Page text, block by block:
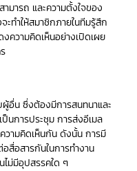
มารถ และความตั้งใจของ
ะทำให้สมาชิกภายในทีมรู้สึก
ความคิดเห็นอย่างเปิดเผย
อื่น ซึ่งต้องมีการสนทนาและ
นการประชุม การส่งอีเมล
วามคิดเห็นกัน ดังนั้น การมี
สื่อสารกันในการทำงาน
ม่มีอุปสรรคใด ๆ